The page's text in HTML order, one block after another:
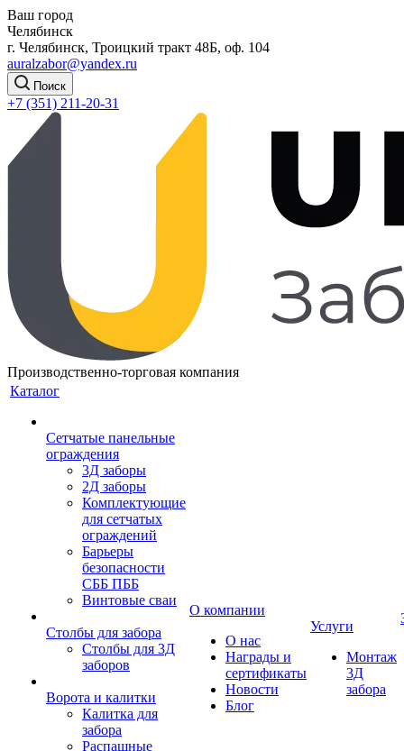
Ваш город
Челябинск
г. Челябинск, Троицкий тракт 48Б, оф. 104
auralzabor@yandex.ru
Поиск
+7 (351) 211-20-31
Производственно-торговая компания
Каталог
Сетчатые панельные
ограждения
3Д заборы
2Д заборы
Комплектующие
для сетчатых
ограждений
Барьеры
безопасности
СББ ПББ
Винтовые сваи
Столбы для забора
Столбы для 3Д
заборов
Ворота и калитки
Калитка для
забора
Распашные
О компании
О нас
Награды и
сертификаты
Новости
Блог
Услуги
Монтаж
3Д
забора